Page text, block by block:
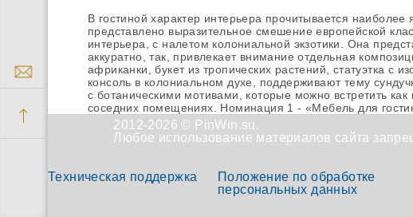
В гостиной характер интерьера прочитывается наиболее
представлено выразительное смешение европейской
интерьера, с налетом колониальной экзотики. Она
аккуратно, так, привлекает внимание отдельная
африканки, букет из тропических растений, статуэтка с
консоль в колониальном духе, поддерживают тему
с ботаническими мотивами, которые можно встретить как
соседних помещениях. Номинация 1 - «Мебель для
2012-2026 © PinWin.su.
Любое использование материалов сайта
Техническая поддержка
Положение по обработке
персональных данных